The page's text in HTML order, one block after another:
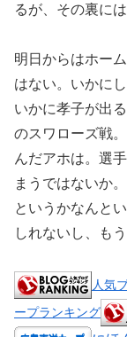
るが、その裏に
明日からはホー
はない。いかに
いかに孝子が出
のスワローズ戦
んだアホは。選
まうではないか
というかなんと
しれないし、も
人気
ープランキング